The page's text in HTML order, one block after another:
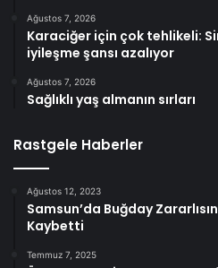
Ağustos 7, 2026
Karaciğer için çok tehlikeli:
iyileşme şansı azalıyor
Ağustos 7, 2026
Sağlıklı yaş almanın sırları
Rastgele Haberler
Ağustos 12, 2023
Samsun’da Buğday
Kaybetti
Temmuz 7, 2025